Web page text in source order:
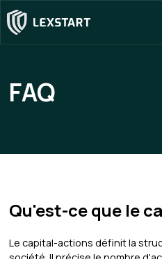
FAQ
Qu'est-ce que le
Le capital-actions définit la